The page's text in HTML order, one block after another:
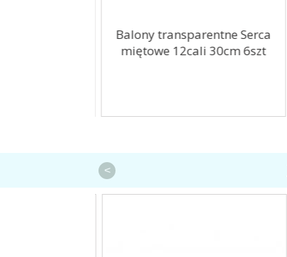
Balony transparentne Serca
miętowe 12cali 30cm 6szt
<